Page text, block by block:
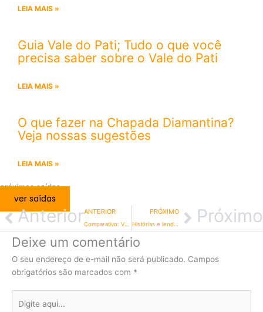
LEIA MAIS »
Guia Vale do Pati; Tudo o que você
precisa saber sobre o Vale do Pati
LEIA MAIS »
O que fazer na Chapada Diamantina?
Veja nossas sugestões
LEIA MAIS »
próximas saídas
ver saídas
AnteriorANTERIOR PRÓXIMO Próximo
Deixe um comentário
O seu endereço de e-mail não será publicado. Campos
obrigatórios são marcados com *
aqui...